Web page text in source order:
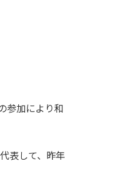
参加により和
表して、昨年